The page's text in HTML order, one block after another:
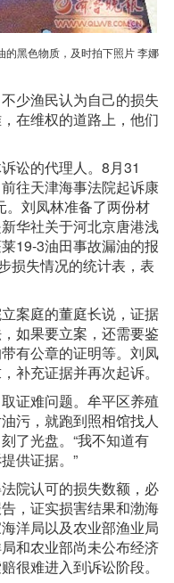
黑色物质，及时拍下照片 李娜
少渔民认为自己的损失
在维权的道路上，他们
讼的代理人。8月31
往天津海事法院起诉康
。刘凤林准备了两份材
华社关于河北京唐港浅
19-3油田事故漏油的报
损失情况的统计表，表
案庭的董庭长说，证据
如果要立案，还需要鉴
有公章的证明等。刘凤
补充证据并再次起诉。
证难问题。牟平区养殖
污，就跑到照相馆找人
了光盘。“我不知道有
供证据。”
院认可的损失数额，必
，证实损害结果和渤海
洋局以及农业部渔业局
和农业部尚未公布经济
很难进入到诉讼阶段。